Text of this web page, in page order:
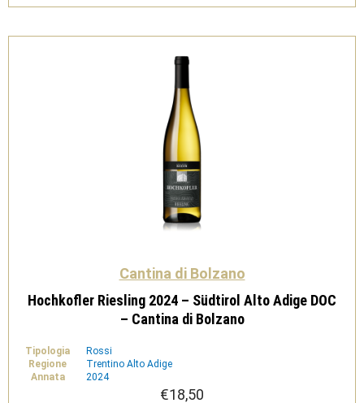
DOC
di
Cantina di Bolzano
Hochkofler Riesling 2024 – Südtirol Alto Adige DOC
– Cantina di Bolzano
Tipologia
Rossi
Regione
Trentino Alto Adige
Annata
2024
€18,50